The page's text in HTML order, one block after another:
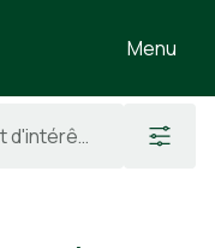
Menu
Asson